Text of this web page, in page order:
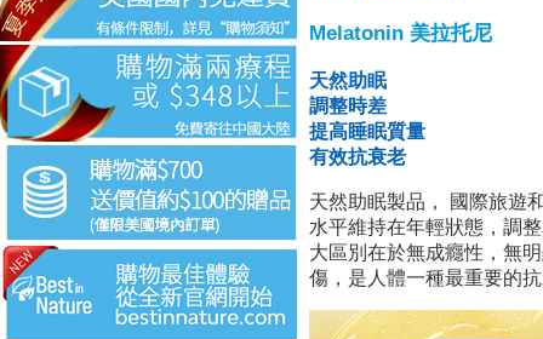
Melatonin 美拉托尼
天然助眠
調整時差
提高睡眠質量
有效抗衰老
天然助眠製品， 國際旅遊
水平維持在年輕狀態，調
大區別在於無成癮性，無
傷，是人體一種最重要的